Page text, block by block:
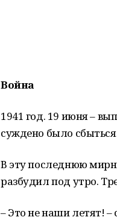
Война
1941 год. 19 июня –
суждено было
В эту последнюю
разбудил под утро.
– Это не наши летят! –